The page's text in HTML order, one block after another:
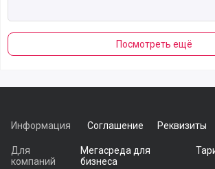
Посмотреть ещё
Информация Соглашение Реквизиты
Для
компаний
Мегасреда для
бизнеса